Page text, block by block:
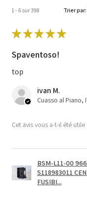
1 - 6 sur 398 Trier par:
★★★★★
Spaventoso!
top
ivan M.
Cuasso al Piano,
Cet avis vous a-t-il été utile
BSM-L11-00
S118983011
FUSIBI...